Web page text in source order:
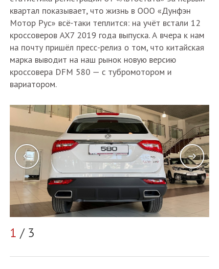
квартал показывает, что жизнь в ООО «Дунфэн
Мотор Рус» всё-таки теплится: на учёт встали 12
кроссоверов AX7 2019 года выпуска. А вчера к нам
на почту пришёл пресс-релиз о том, что китайская
марка выводит на наш рынок новую версию
кроссовера DFM 580 — с тубромотором и
вариатором.
1 / 3